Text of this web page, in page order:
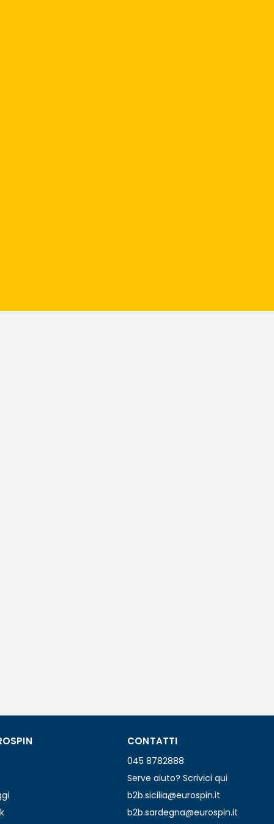
CONTATTI
045 8782888
Serve aiuto? Scrivici qui
b2b.sicilia@eurospin.it
b2b.sardegna@eurospin.it